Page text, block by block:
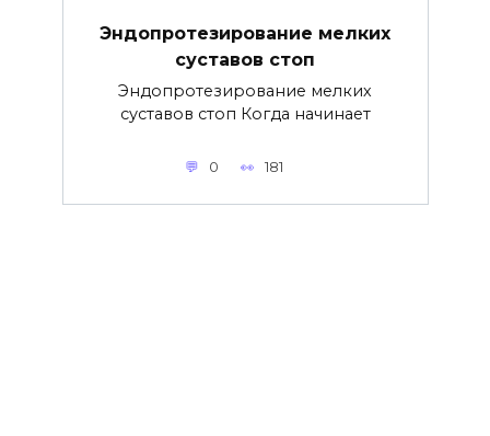
Эндопротезирование мелких
суставов стоп
Эндопротезирование мелких
суставов стоп Когда начинает
0 181